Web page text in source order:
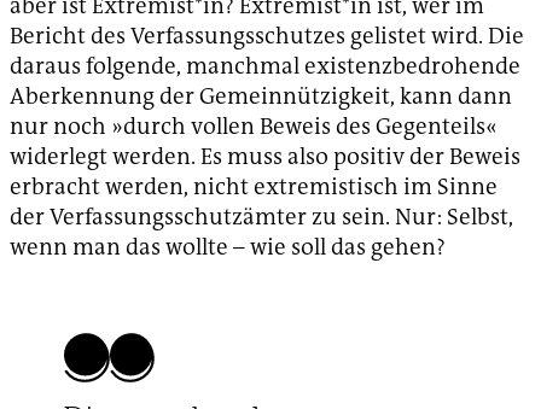
Bericht des Verfassungsschutzes gelistet wird. Die
daraus folgende, manchmal existenzbedrohende
Aberkennung der Gemeinnützigkeit, kann dann
nur noch »durch vollen Beweis des Gegenteils«
widerlegt werden. Es muss also positiv der Beweis
erbracht werden, nicht extremistisch im Sinne
der Verfassungsschutzämter zu sein. Nur: Selbst,
wenn man das wollte – wie soll das gehen?